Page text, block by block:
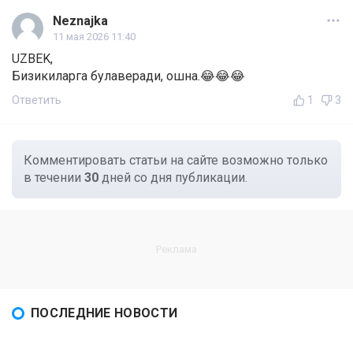
Neznajka
11 мая 2026 11:40
UZBEK,
Бизикиларга булаверади, ошна.😂😂😂
Ответить 1 3
Комментировать статьи на сайте возможно только
в течении 30 дней со дня публикации.
ПОСЛЕДНИЕ НОВОСТИ